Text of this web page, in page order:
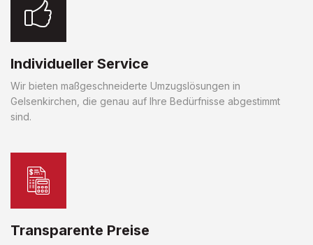
Individueller Service
Wir bieten maßgeschneiderte Umzugslösungen in
Gelsenkirchen, die genau auf Ihre Bedürfnisse abgestimmt
sind.
Transparente Preise